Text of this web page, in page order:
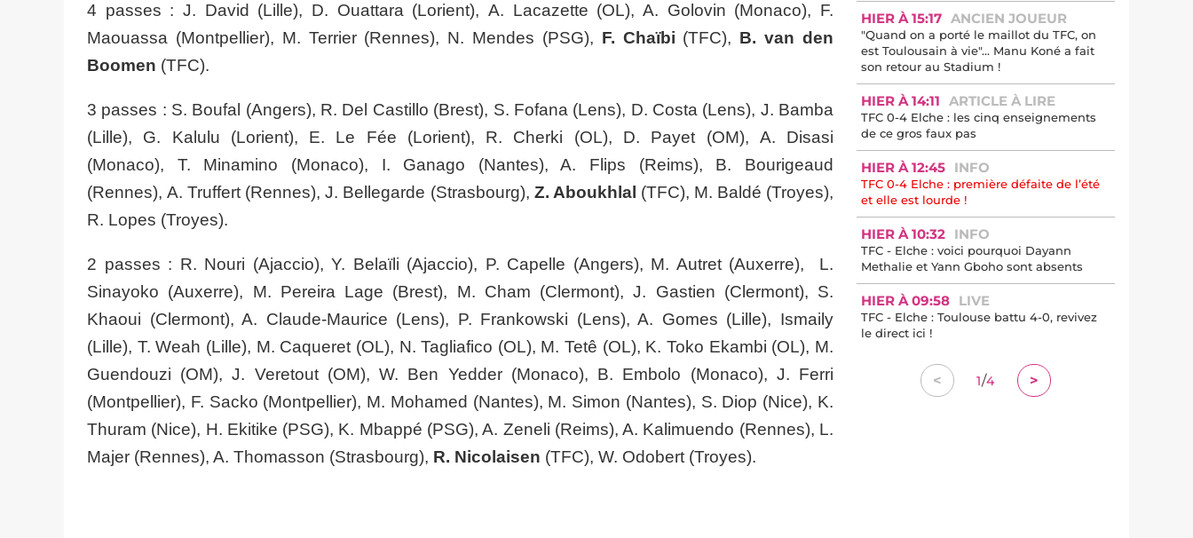
4 passes : J. David (Lille), D. Ouattara (Lorient),A. Lacazette (OL), A. Golovin (Monaco), F.
Maouassa (Montpellier), M. Terrier (Rennes), N. Mendes (PSG), F. Chaïbi (TFC), B. van den
Boomen (TFC).
3 passes : S. Boufal (Angers), R. Del Castillo (Brest), S. Fofana (Lens), D. Costa (Lens), J. Bamba
(Lille), G. Kalulu (Lorient), E. Le Fée (Lorient), R. Cherki (OL), D. Payet (OM), A. Disasi
(Monaco), T. Minamino (Monaco), I. Ganago (Nantes), A. Flips (Reims), B. Bourigeaud
(Rennes), A. Truffert (Rennes), J. Bellegarde (Strasbourg), Z. Aboukhlal (TFC), M. Baldé (Troyes),
R. Lopes (Troyes).
2 passes : R. Nouri (Ajaccio), Y. Belaïli (Ajaccio), P. Capelle (Angers), M. Autret (Auxerre), L.
Sinayoko (Auxerre), M. Pereira Lage (Brest), M. Cham (Clermont), J. Gastien (Clermont), S.
Khaoui (Clermont), A. Claude-Maurice (Lens), P. Frankowski (Lens), A. Gomes (Lille), Ismaily
(Lille), T. Weah (Lille), M. Caqueret (OL), N. Tagliafico (OL), M. Tetê (OL), K. Toko Ekambi (OL), M.
Guendouzi (OM), J. Veretout (OM), W. Ben Yedder (Monaco), B. Embolo (Monaco), J. Ferri
(Montpellier), F. Sacko (Montpellier), M. Mohamed (Nantes), M. Simon (Nantes), S. Diop (Nice), K.
Thuram (Nice), H. Ekitike (PSG), K. Mbappé (PSG), A. Zeneli (Reims), A. Kalimuendo (Rennes), L.
Majer (Rennes), A. Thomasson (Strasbourg), R. Nicolaisen (TFC), W. Odobert (Troyes).
HIER À 15:17 ANCIEN JOUEUR
"Quand on a porté le maillot du TFC, on
est Toulousain à vie"... Manu Koné a fait
son retour au Stadium !
HIER À 14:11 ARTICLE À LIRE
TFC 0-4 Elche : les cinq enseignements
de ce gros faux pas
HIER À 12:45 INFO
TFC 0-4 Elche : première défaite de l’été
et elle est lourde !
HIER À 10:32 INFO
TFC - Elche : voici pourquoi Dayann
Methalie et Yann Gboho sont absents
HIER À 09:58 LIVE
TFC - Elche : Toulouse battu 4-0, revivez
le direct ici !
< 1/4 >